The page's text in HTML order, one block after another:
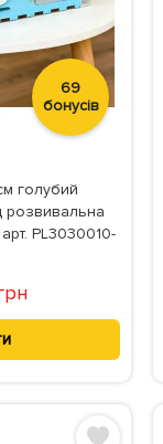
69
бонусів
голубий
розвивальна
PL3030010-